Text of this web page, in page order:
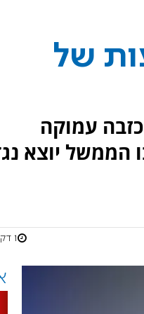
של
עמוקה
הממשל יוצא
1 דקות